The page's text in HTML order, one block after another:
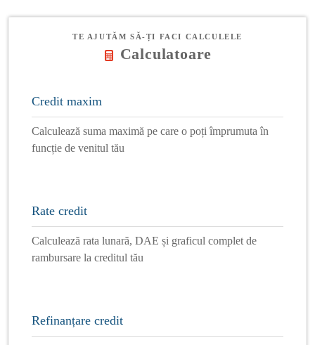
TE AJUTĂM SĂ-ȚI FACI CALCULELE
Calculatoare
Credit maxim
Calculează suma maximă pe care o poți împrumuta în
funcție de venitul tău
Rate credit
Calculează rata lunară, DAE și graficul complet de
rambursare la creditul tău
Refinanțare credit